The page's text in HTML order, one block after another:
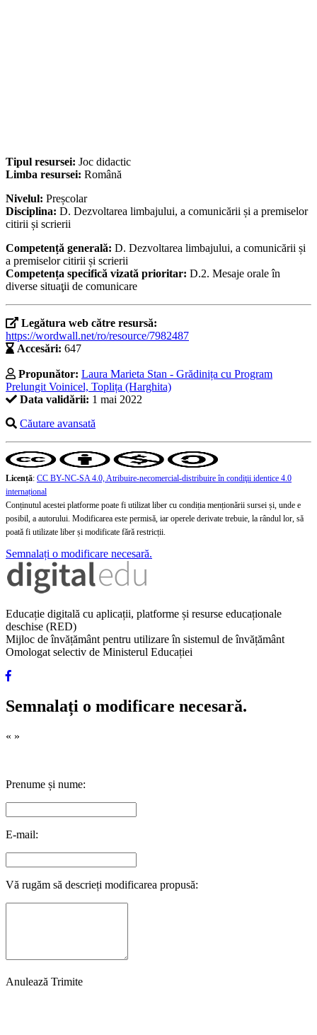
Tipul resursei: Joc didactic
Limba resursei: Română
Nivelul: Preșcolar
Disciplina: D. Dezvoltarea limbajului, a comunicării și a premiselor
citirii și scrierii
Competență generală: D. Dezvoltarea limbajului, a comunicării și
a premiselor citirii și scrierii
Competența specifică vizată prioritar: D.2. Mesaje orale în
diverse situaţii de comunicare
Legătura web către resursă:
https://wordwall.net/ro/resource/7982487
Accesări: 647
Propunător: Laura Marieta Stan - Grădinița cu Program
Prelungit Voinicel, Toplița (Harghita)
Data validării: 1 mai 2022
Căutare avansată
Licență: CC BY-NC-SA 4.0, Atribuire-necomercial-distribuire în condiţii identice 4.0
internațional
Conținutul acestei platforme poate fi utilizat liber cu condiția menționării sursei și, unde e
posibil, a autorului. Modificarea este permisă, iar operele derivate trebuie, la rândul lor, să
poată fi utilizate liber și modificate fără restricții.
Semnalați o modificare necesară.
Educație digitală cu aplicații, platforme și resurse educaționale
deschise (RED)
Mijloc de învățământ pentru utilizare în sistemul de învățământ
Omologat selectiv de Ministerul Educației
Semnalați o modificare necesară.
« »
Prenume și nume:
E-mail:
Vă rugăm să descrieți modificarea propusă:
Anulează Trimite